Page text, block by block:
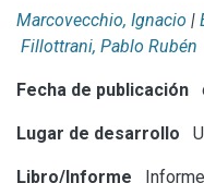
Marcovecchio, Ignacio |
Fillottrani, Pablo Rubén
Fecha de publicación
Lugar de desarrollo
Libro/Informe